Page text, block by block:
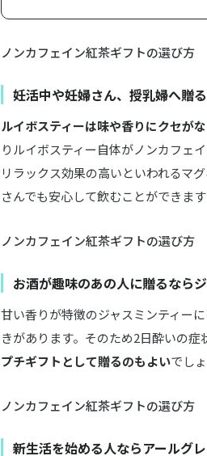
ノンカフェイン紅茶ギフトの選び方
妊活中や妊婦さん、授乳婦へ贈
ルイボスティーは味や香りにクセが
りルイボスティー自体がノンカフェ
リラックス効果の高いといわれるマ
さんでも安心して飲むことができま
ノンカフェイン紅茶ギフトの選び方
お酒が趣味のあの人に贈るなら
甘い香りが特徴のジャスミンティー
きがあります。そのため2日酔いの症
プチギフトとして贈るのもよいでしょ
ノンカフェイン紅茶ギフトの選び方
新生活を始める人ならアールグ